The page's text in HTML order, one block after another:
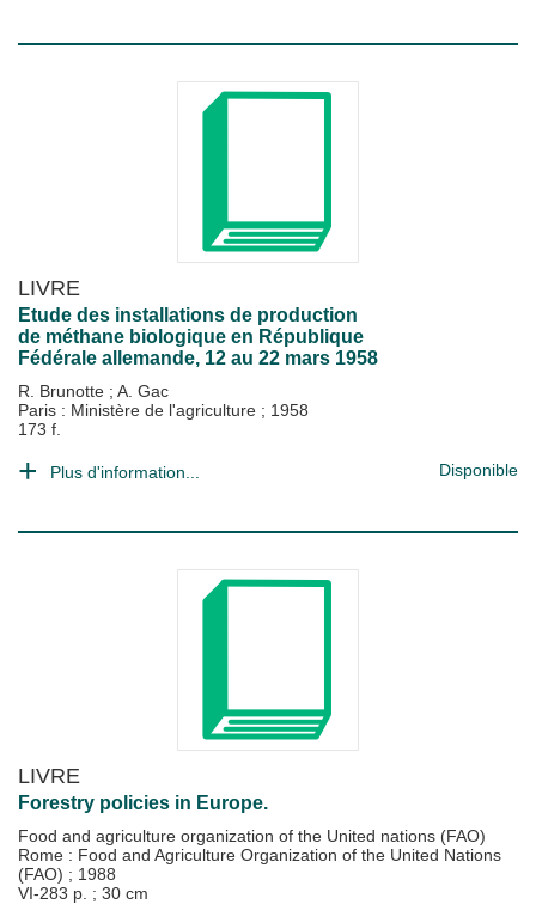
LIVRE
Etude des installations de production
de méthane biologique en République
Fédérale allemande, 12 au 22 mars 1958
R. Brunotte ; A. Gac
Paris : Ministère de l'agriculture ; 1958
173 f.
Plus d'information... Disponible
LIVRE
Forestry policies in Europe.
Food and agriculture organization of the United nations (FAO)
Rome : Food and Agriculture Organization of the United Nations
(FAO) ; 1988
VI-283 p. ; 30 cm